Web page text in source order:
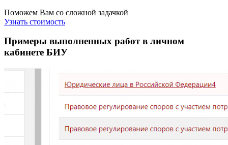
Поможем Вам со сложной задачкой
Узнать стоимость
Примеры выполненных работ в личном
кабинете БИУ